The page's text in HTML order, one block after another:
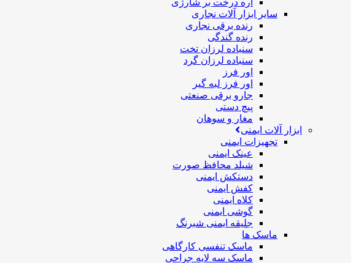
اره درخت بر شارژی
سایر ابزار آلات نجاری
رنده برقی نجاری
رنده گندگی
سنباده لرزان تخت
سنباده لرزان گرد
اور فرز
اور فرز لبه گیر
جارو برقی صنعتی
پیچ دستی
مغار و سوهان
ابزار آلات ایمنی
تجهیزات ایمنی
عینک ایمنی
شیلد محافظ صورت
دستکش ایمنی
کفش ایمنی
کلاه ایمنی
گوشی ایمنی
جلیقه ایمنی شبرنگ
ماسک ها
ماسک تنفسی کارگاهی
ماسک سه لایه جراحی